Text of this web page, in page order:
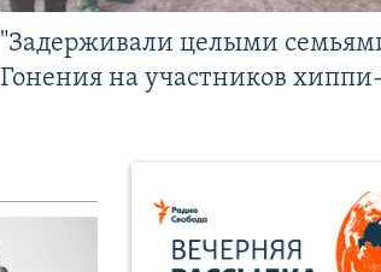
"Задерживали целыми
Гонения на участников